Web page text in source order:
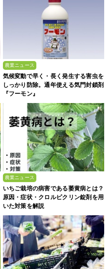
農業ニュース
気候変動で早く・長く発生する害虫を
しっかり防除。通年使える気門封鎖剤
『フーモン』
農業ニュース
いちご栽培の病害である萎黄病とは？
原因・症状・クロルピクリン錠剤を用
いた対策を解説